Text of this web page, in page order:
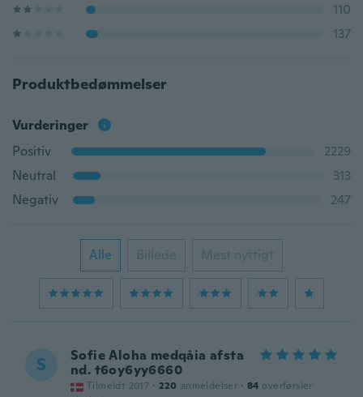
110
137
Produktbedømmelser
Vurderinger
Positiv
2229
Neutral
313
Negativ
247
Alle Billede Mest nyttigt
S
Sofie Aloha medqåia afsta
nd. t6oy6yy6660
Tilmeldt 2017 · 220 anmeldelser · 84 overførsler